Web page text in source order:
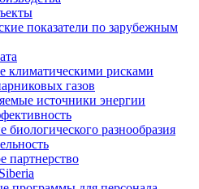
показатели по зарубежным
климатическими рисками
газов
источники энергии
биологического разнообразия
партнерство